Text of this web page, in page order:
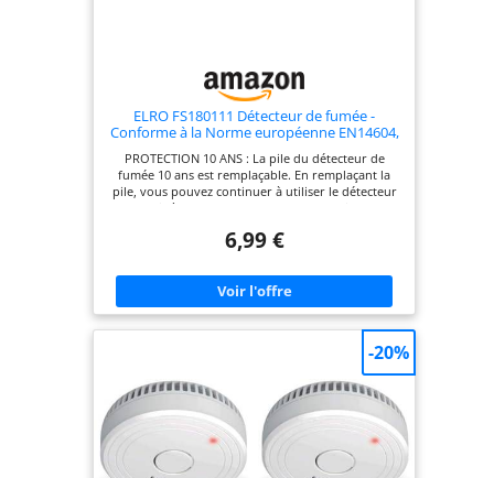
ELRO FS180111 Détecteur de fumée -
Conforme à la Norme européenne EN14604,
PROTECTION 10 ANS : La pile du détecteur de
fumée 10 ans est remplaçable. En remplaçant la
pile, vous pouvez continuer à utiliser le détecteur
sans avoir à en acheter un nouveau. La pile dure 1
Équipé d’un capteur optique avancé qui réagit
précoce en cas de fumée. Réduction des fausses
alertes. FACILITÉ D’UTILISATION : Testez facilement
le fonctionnement de votre détecteur de fumée
grâce au bouton test et restez informé de l’état de
FIABLE : Profitez d’une tranquillité d’esprit grâce à
une garantie de 2 ans. De plus, ce détecteur de
fumée respecte les normes strictes de sécurité
européennes (EN14604). INSTALLATION FACILE : Le
détecteur de fumée est simple à installer grâce au
kit de fixation inclus.
6,99 €
-20%